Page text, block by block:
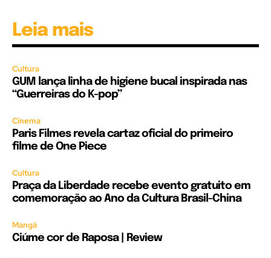
Leia mais
Cultura
GUM lança linha de higiene bucal inspirada nas
“Guerreiras do K-pop”
Cinema
Paris Filmes revela cartaz oficial do primeiro
filme de One Piece
Cultura
Praça da Liberdade recebe evento gratuito em
comemoração ao Ano da Cultura Brasil-China
Mangá
Ciúme cor de Raposa | Review